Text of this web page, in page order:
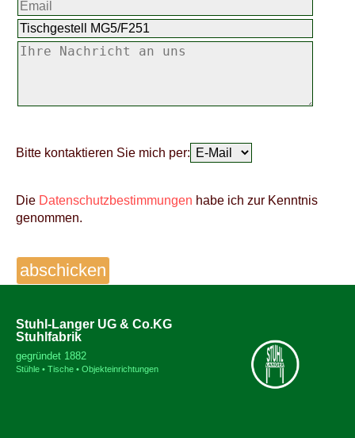
Bitte kontaktieren Sie mich per:
Die Datenschutzbestimmungen habe ich zur Kenntnis
genommen.
Stuhl-Langer UG & Co.KG
Stuhlfabrik
gegründet 1882
Stühle • Tische • Objekteinrichtungen